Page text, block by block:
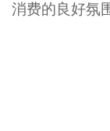
消费的良好氛